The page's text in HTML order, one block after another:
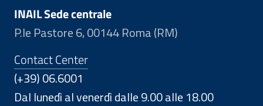
INAIL Sede centrale
P.le Pastore 6, 00144 Roma (RM)
Contact Center
(+39) 06.6001
Dal lunedì al venerdì dalle 9.00 alle 18.00